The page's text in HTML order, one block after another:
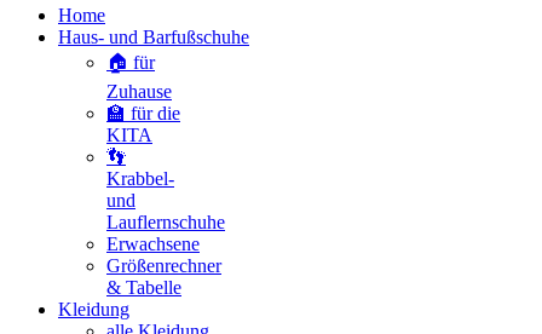
Home
Haus- und Barfußschuhe
🏠 für
Zuhause
🏫 für die
KITA
👣
Krabbel-
und
Lauflernschuhe
Erwachsene
Größenrechner
& Tabelle
Kleidung